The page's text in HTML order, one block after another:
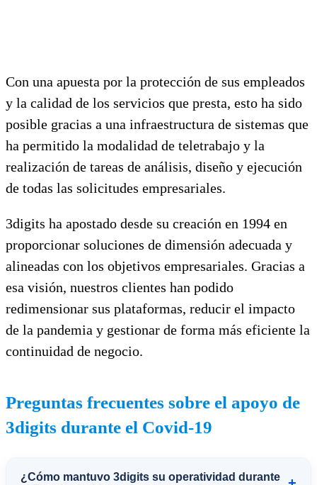
Con una apuesta por la protección de sus empleados
y la calidad de los servicios que presta, esto ha sido
posible gracias a una infraestructura de sistemas que
ha permitido la modalidad de teletrabajo y la
realización de tareas de análisis, diseño y ejecución
de todas las solicitudes empresariales.
3digits ha apostado desde su creación en 1994 en
proporcionar soluciones de dimensión adecuada y
alineadas con los objetivos empresariales. Gracias a
esa visión, nuestros clientes han podido
redimensionar sus plataformas, reducir el impacto
de la pandemia y gestionar de forma más eficiente la
continuidad de negocio.
Preguntas frecuentes sobre el apoyo de
3digits durante el Covid-19
¿Cómo mantuvo 3digits su operatividad durante